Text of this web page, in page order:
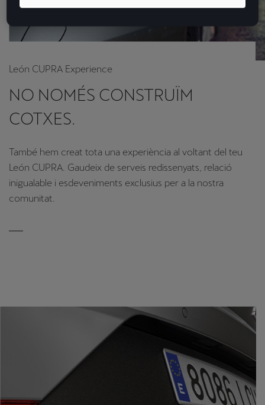
León CUPRA Experience
NO NOMÉS CONSTRUÏM
COTXES.
També hem creat tota una experiència al voltant del teu
León CUPRA. Gaudeix de serveis redissenyats, relació
inigualable i esdeveniments exclusius per a la nostra
comunitat.